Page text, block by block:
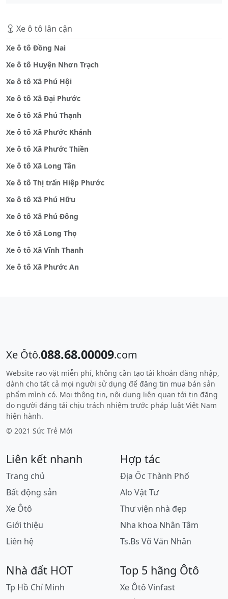
Xe ô tô lân cận
Xe ô tô Đồng Nai
Xe ô tô Huyện Nhơn Trạch
Xe ô tô Xã Phú Hội
Xe ô tô Xã Đại Phước
Xe ô tô Xã Phú Thạnh
Xe ô tô Xã Phước Khánh
Xe ô tô Xã Phước Thiền
Xe ô tô Xã Long Tân
Xe ô tô Thị trấn Hiệp Phước
Xe ô tô Xã Phú Hữu
Xe ô tô Xã Phú Đông
Xe ô tô Xã Long Thọ
Xe ô tô Xã Vĩnh Thanh
Xe ô tô Xã Phước An
Xe Ôtô.088.68.00009.com
Website rao vặt miễn phí, không cần tạo tài khoản đăng nhập,
dành cho tất cả mọi người sử dụng để đăng tin mua bán sản
phẩm mình có. Mọi thông tin, nội dung liên quan tới tin đăng
do người đăng tải chịu trách nhiệm trước pháp luật Việt Nam
hiện hành.
© 2021 Sức Trẻ Mới
Liên kết nhanh
Trang chủ
Bất động sản
Xe Ôtô
Giới thiệu
Liên hệ
Hợp tác
Địa Ốc Thành Phố
Alo Vật Tư
Thư viện nhà đẹp
Nha khoa Nhân Tâm
Ts.Bs Võ Văn Nhân
Nhà đất HOT
Tp Hồ Chí Minh
Top 5 hãng Ôtô
Xe Ôtô Vinfast